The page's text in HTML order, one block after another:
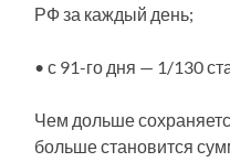
РФ за каждый день;
• с 91-го дня — 1/130
Чем дольше
больше становится